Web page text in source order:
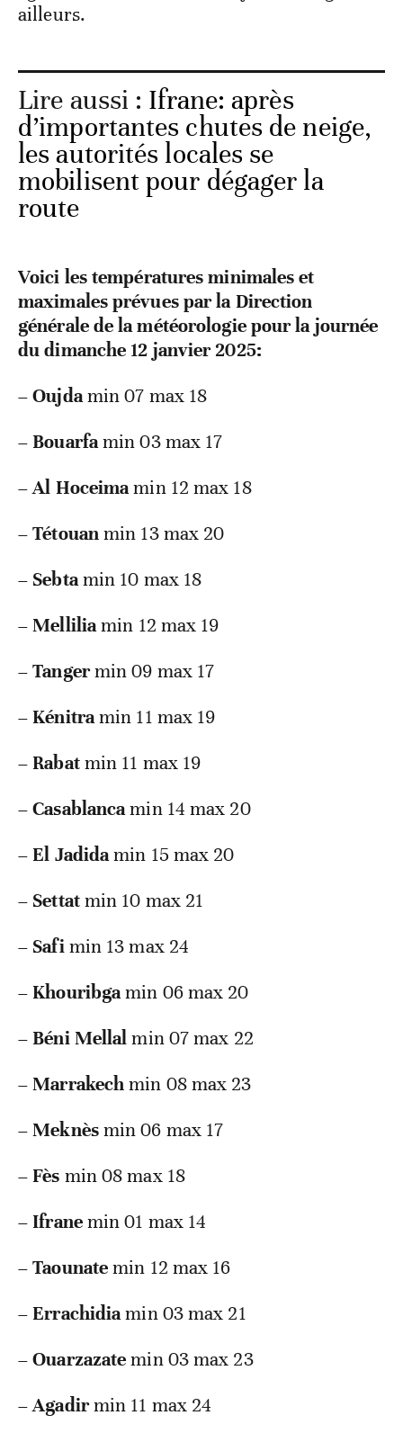
ailleurs.
Lire aussi : Ifrane: après
d’importantes chutes de neige,
les autorités locales se
mobilisent pour dégager la
route
Voici les températures minimales et
maximales prévues par la Direction
générale de la météorologie pour la journée
du dimanche 12 janvier 2025:
–Oujdamin 07 max 18
–Bouarfamin 03 max 17
–Al Hoceimamin 12 max 18
–Tétouanmin 13 max 20
– Sebtamin 10 max 18
–Melliliamin 12 max 19
–Tangermin 09 max 17
–Kénitramin 11 max 19
–Rabatmin 11 max 19
–Casablancamin 14 max 20
–El Jadidamin 15 max 20
– Settatmin 10 max 21
– Safimin 13 max 24
–Khouribgamin 06 max 20
–Béni Mellalmin 07 max 22
–Marrakechmin 08 max 23
–Meknèsmin 06 max 17
–Fès min 08 max 18
–Ifranemin 01 max 14
–Taounatemin 12 max 16
–Errachidiamin 03 max 21
–Ouarzazatemin 03 max 23
–Agadirmin 11 max 24